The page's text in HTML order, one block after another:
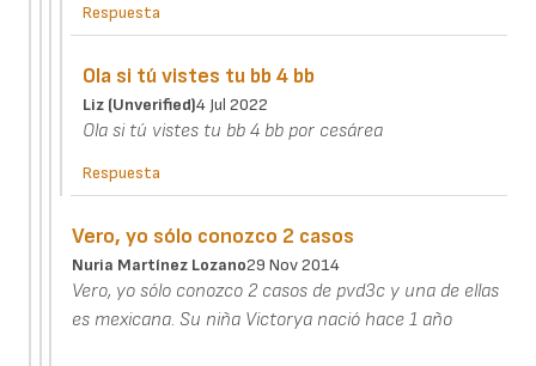
Respuesta
Ola si tú vistes tu bb 4 bb
Liz (unverified)4 Jul 2022
Ola si tú vistes tu bb 4 bb por cesárea
Respuesta
Vero, yo sólo conozco 2 casos
Nuria Martínez Lozano29 Nov 2014
Vero, yo sólo conozco 2 casos de pvd3c y una de ellas
es mexicana. Su niña Victorya nació hace 1 año